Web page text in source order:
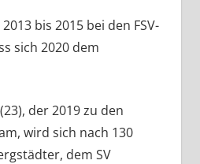
bis 2015 bei den FSV-
sich 2020 dem
(23), der 2019 zu den
wird sich nach 130
dem SV